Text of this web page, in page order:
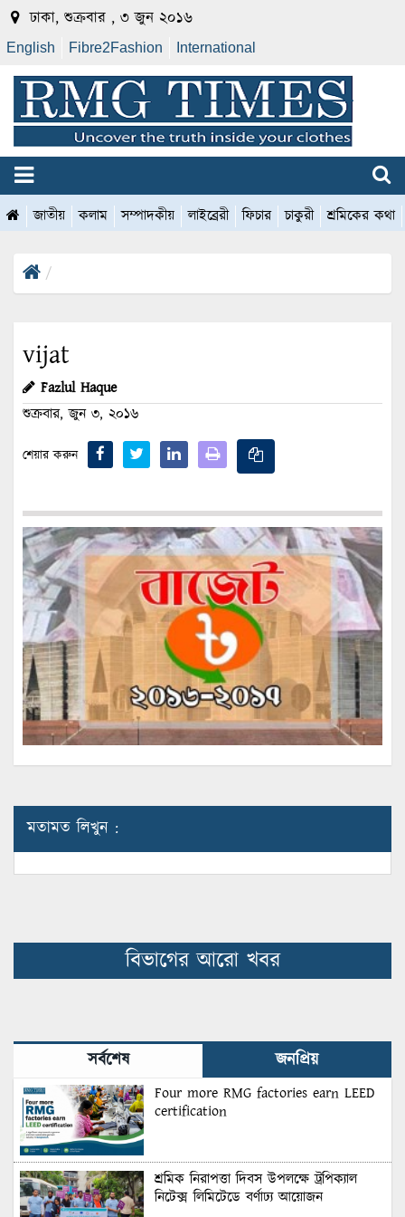
ঢাকা, শুক্রবার , ৩ জুন ২০১৬
English Fibre2Fashion International
জাতীয় কলাম সম্পাদকীয় লাইব্রেরী ফিচার চাকুরী শ্রমিকের কথা
vijat
Fazlul Haque
শুক্রবার, জুন ৩, ২০১৬
শেয়ার করুন
মতামত লিখুন :
বিভাগের আরো খবর
সর্বশেষ জনপ্রিয়
Four more RMG factories earn LEED
certification
শ্রমিক নিরাপত্তা দিবস উপলক্ষে ট্রপিক্যাল
নিটেক্স লিমিটেডে বর্ণাঢ্য আয়োজন